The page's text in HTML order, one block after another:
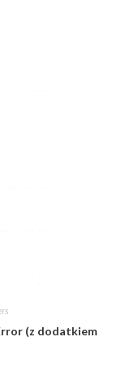
(z dodatkiem